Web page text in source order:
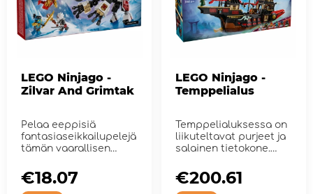
LEGO Ninjago -
Zilvar And Grimtak
Pelaa eeppisiä
fantasiaseikkailupelejä
tämän vaarallisen
€18.07
LEGO Ninjago -
Temppelialus
Temppelialuksessa on
liikuteltavat purjeet ja
salainen tietokone.
€200.61